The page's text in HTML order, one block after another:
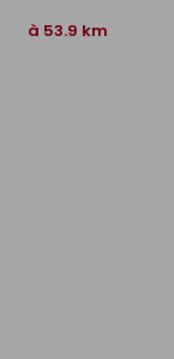
à 53.9 km